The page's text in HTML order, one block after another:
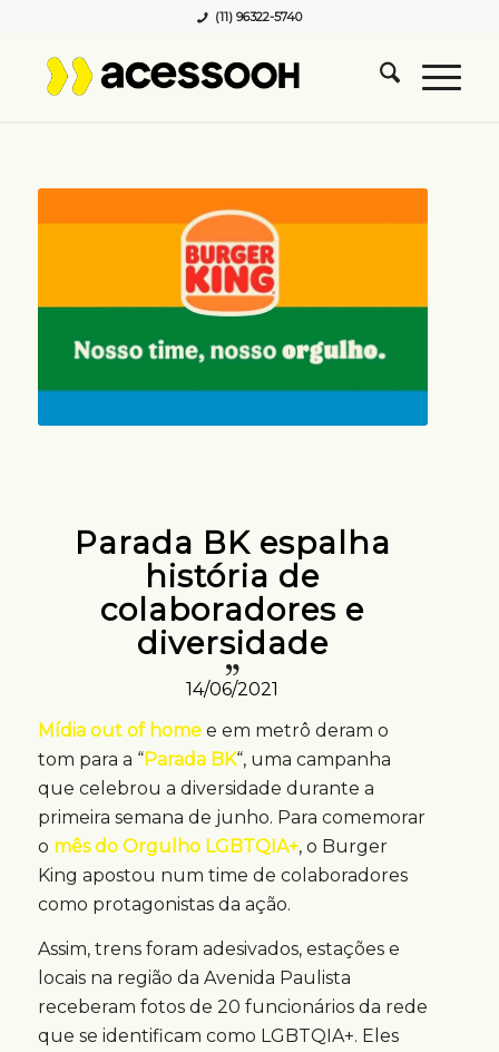
(11) 96322-5740
Parada BK espalha
história de
colaboradores e
diversidade
14/06/2021
Mídia out of homee em metrô deram o
tom para a “Parada BK“, uma campanha
que celebrou a diversidade durante a
primeira semana de junho. Para comemorar
o mês do Orgulho LGBTQIA+, o Burger
King apostou num time de colaboradores
como protagonistas da ação.
Assim, trens foram adesivados, estações e
locais na região da Avenida Paulista
receberam fotos de 20 funcionários da rede
que se identificam como LGBTQIA+. Eles